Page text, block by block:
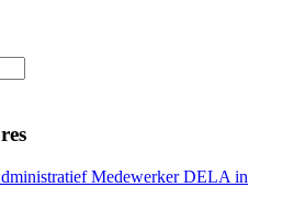
Medewerker DELA in